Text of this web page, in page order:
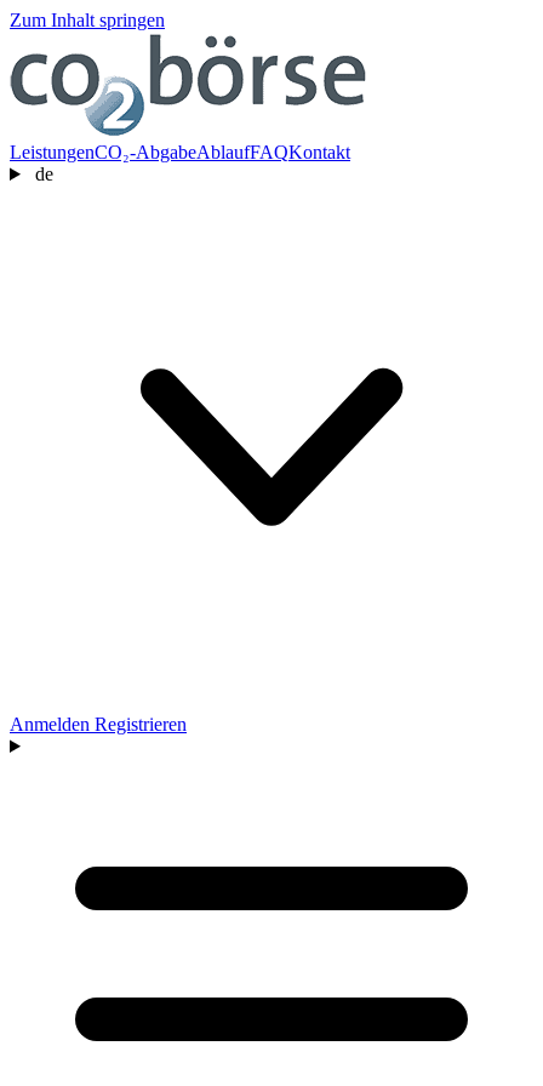
Zum Inhalt springen
LeistungenCO₂-AbgabeAblaufFAQKontakt
de
Anmelden Registrieren